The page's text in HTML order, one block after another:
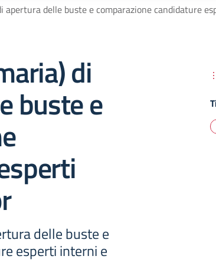
apertura delle buste e comparazione candidature
di
buste e
delle buste e
esperti interni e